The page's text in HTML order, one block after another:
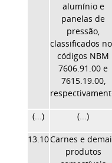
alumínio e
panelas de
pressão,
classificados
códigos NBM
7606.91.00 e
7615.19.00,
(...) (...)
13.10Carnes e
produtos